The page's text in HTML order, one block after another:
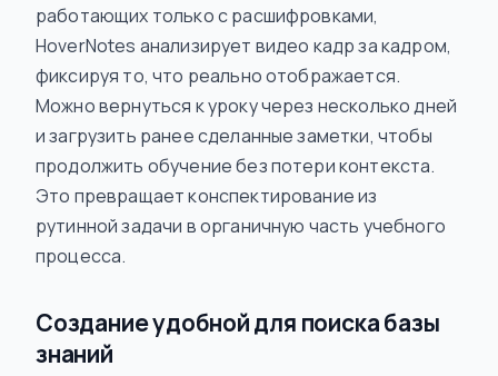
работающих только с расшифровками,
HoverNotes анализирует видео кадр за кадром,
фиксируя то, что реально отображается.
Можно вернуться к уроку через несколько дней
и загрузить ранее сделанные заметки, чтобы
продолжить обучение без потери контекста.
Это превращает конспектирование из
рутинной задачи в органичную часть учебного
процесса.
Создание удобной для поиска базы
знаний